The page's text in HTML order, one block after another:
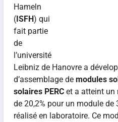
Hameln
(ISFH) qui
fait partie
de
l’université
Leibniz de Hanovre a
d’assemblage de modules
solaires PERCet a atteint un
de 20,2% pour un module de
réalisé en laboratoire. Ce